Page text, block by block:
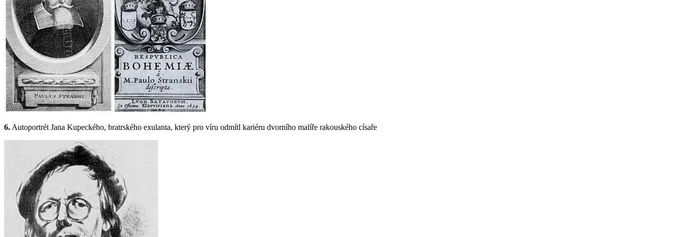
6. Autoportrét Jana Kupeckého, bratrského exulanta, který pro víru odmítl kariéru dvorního malíře rakouského císaře